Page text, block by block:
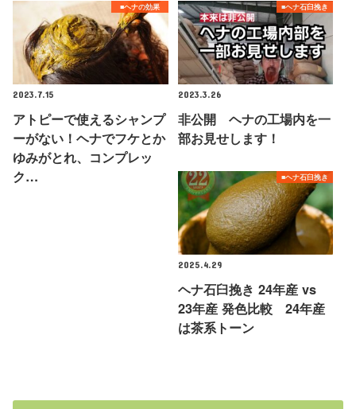
■ヘナの効果
2023.7.15
アトピーで使えるシャンプ
ーがない！ヘナでフケとか
ゆみがとれ、コンプレッ
ク…
■ヘナ石臼挽き
2023.3.26
非公開 ヘナの工場内を一
部お見せします！
■ヘナ石臼挽き
2025.4.29
ヘナ石臼挽き 24年産 vs
23年産 発色比較 24年産
は茶系トーン